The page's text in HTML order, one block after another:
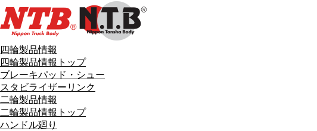
四輪製品情報
四輪製品情報トップ
ブレーキパッド・シュー
スタビライザーリンク
二輪製品情報
二輪製品情報トップ
ハンドル廻り